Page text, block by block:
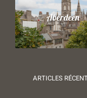
Aberdeen
ARTICLES